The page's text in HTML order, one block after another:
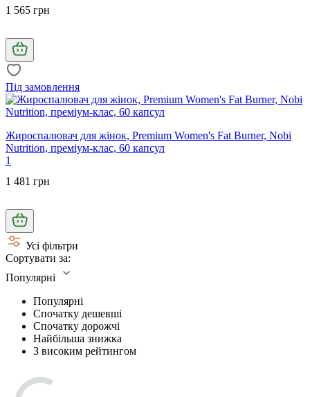
1 565 грн
Під замовлення
Жироспалювач для жінок, Premium Women's Fat Burner, Nobi
Nutrition, преміум-клас, 60 капсул
1
1 481 грн
Усі фільтри
Сортувати за:
Популярні
Популярні
Спочатку дешевші
Спочатку дорожчі
Найбільша знижка
З високим рейтингом